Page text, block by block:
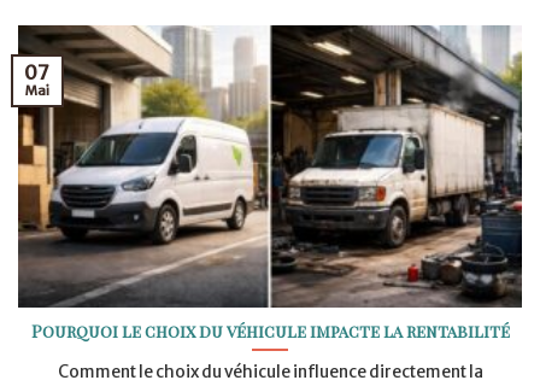
Pourquoi le choix du véhicule impacte la rentabilité
Comment le choix du véhicule influence directement la
07
Mai